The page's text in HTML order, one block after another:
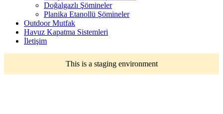
Doğalgazlı Şömineler
Planika Etanollü Şömineler
Outdoor Mutfak
Havuz Kapatma Sistemleri
İletişim
This is a staging environment